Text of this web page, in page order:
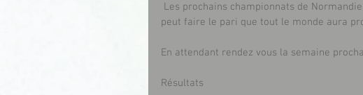
peut faire le pari que tout le monde aura
En attendant rendez vous la semaine
Résultats